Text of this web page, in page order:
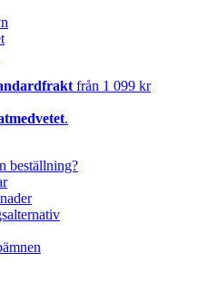
från 1 099 kr
.
beställning?